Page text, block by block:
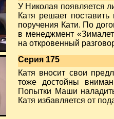
У Николая появляется
Катя решает
поручения Кати. По
в менеджмент
на откровенный
Серия 175
Катя вносит свои
тоже достойны
Попытки Маши
Катя избавляется от